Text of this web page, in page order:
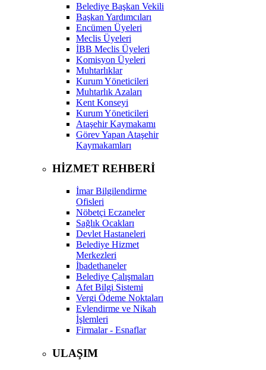
Belediye Başkan Vekili
Başkan Yardımcıları
Encümen Üyeleri
Meclis Üyeleri
İBB Meclis Üyeleri
Komisyon Üyeleri
Muhtarlıklar
Kurum Yöneticileri
Muhtarlık Azaları
Kent Konseyi
Kurum Yöneticileri
Ataşehir Kaymakamı
Görev Yapan Ataşehir
Kaymakamları
HİZMET REHBERİ
İmar Bilgilendirme
Ofisleri
Nöbetçi Eczaneler
Sağlık Ocakları
Devlet Hastaneleri
Belediye Hizmet
Merkezleri
İbadethaneler
Belediye Çalışmaları
Afet Bilgi Sistemi
Vergi Ödeme Noktaları
Evlendirme ve Nikah
İşlemleri
Firmalar - Esnaflar
ULAŞIM